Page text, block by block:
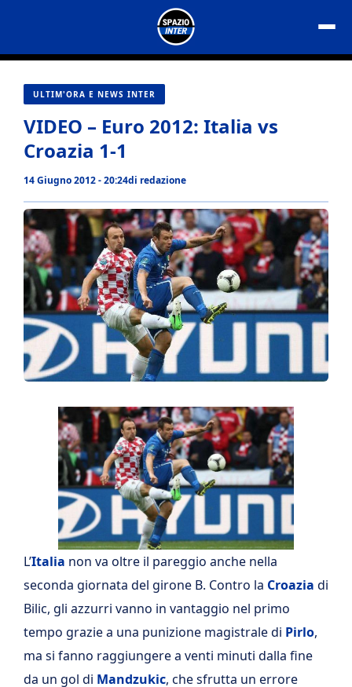
contenuto
ULTIM'ORA E NEWS INTER
VIDEO – Euro 2012: Italia vs
Croazia 1-1
14 Giugno 2012 - 20:24di redazione
L’Italia non va oltre il pareggio anche nella
seconda giornata del girone B. Contro la Croazia di
Bilic, gli azzurri vanno in vantaggio nel primo
tempo grazie a una punizione magistrale di Pirlo,
ma si fanno raggiungere a venti minuti dalla fine
da un gol di Mandzukic, che sfrutta un errore